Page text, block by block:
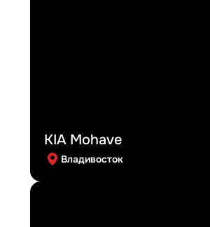
KIA Mohave
Владивосток